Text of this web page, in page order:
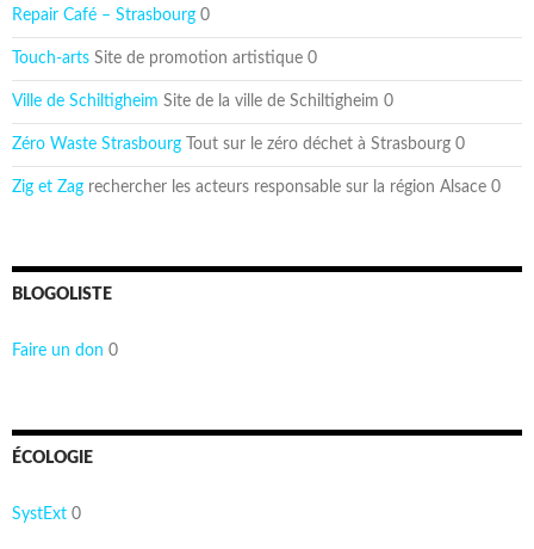
Repair Café – Strasbourg 0
Touch-arts Site de promotion artistique 0
Ville de Schiltigheim Site de la ville de Schiltigheim 0
Zéro Waste Strasbourg Tout sur le zéro déchet à Strasbourg 0
Zig et Zag rechercher les acteurs responsable sur la région Alsace 0
BLOGOLISTE
Faire un don 0
ÉCOLOGIE
SystExt 0